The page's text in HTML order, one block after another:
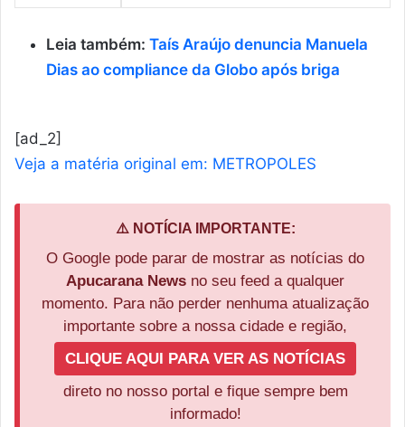
Leia também: Taís Araújo denuncia Manuela
Dias ao compliance da Globo após briga
[ad_2]
Veja a matéria original em: METROPOLES
⚠️ NOTÍCIA IMPORTANTE:
O Google pode parar de mostrar as notícias do
Apucarana News no seu feed a qualquer
momento. Para não perder nenhuma atualização
importante sobre a nossa cidade e região,
CLIQUE AQUI PARA VER AS NOTÍCIAS
direto no nosso portal e fique sempre bem
informado!